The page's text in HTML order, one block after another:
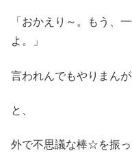
「おかえり～。もう、
よ。」
言われんでもやりまんが
と、
外で不思議な棒☆を振っ